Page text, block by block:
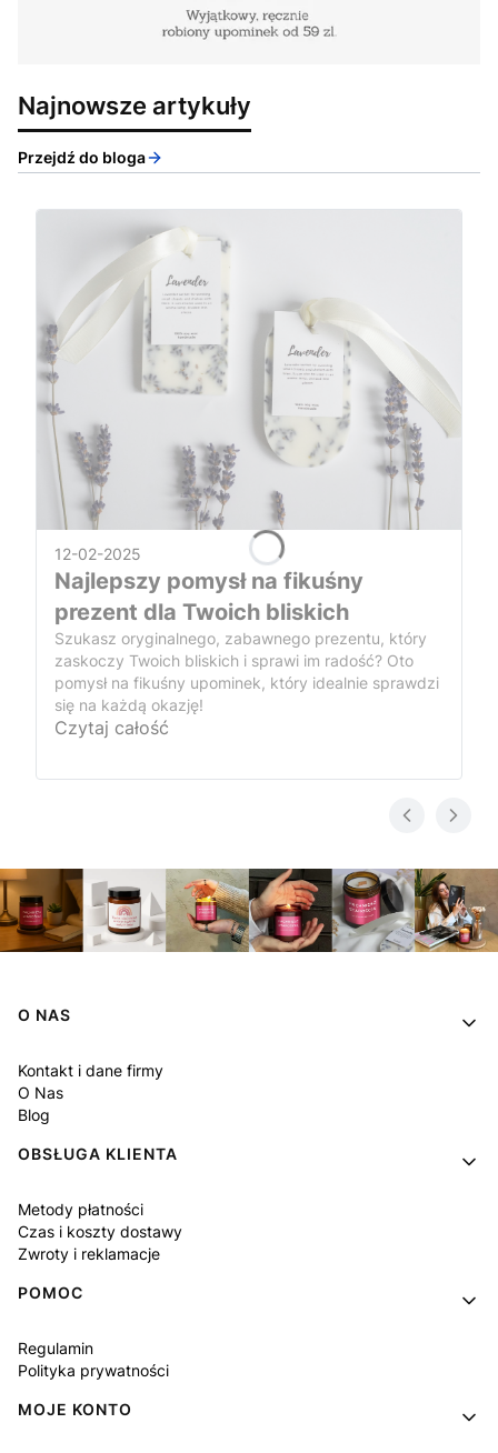
Najnowsze artykuły
Przejdź do bloga
12-02-2025
Najlepszy pomysł na fikuśny
prezent dla Twoich bliskich
Szukasz oryginalnego, zabawnego prezentu, który
zaskoczy Twoich bliskich i sprawi im radość? Oto
pomysł na fikuśny upominek, który idealnie sprawdzi
się na każdą okazję!
Czytaj całość
Linki w stopce
O NAS
Kontakt i dane firmy
O Nas
Blog
OBSŁUGA KLIENTA
Metody płatności
Czas i koszty dostawy
Zwroty i reklamacje
POMOC
Regulamin
Polityka prywatności
MOJE KONTO